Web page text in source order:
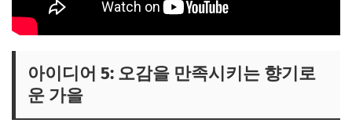
아이디어 5: 오감을 만족시키는 향기로
운 가을